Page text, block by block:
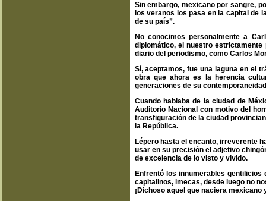
Sin embargo, mexicano por sangre,
los veranos los pasa en la capital de
de su país”.
No conocimos personalmente a
diplomático, el nuestro
diario del periodismo, como Carlos
Sí, aceptamos, fue una laguna en el
obra que ahora es la herencia
generaciones de su
Cuando hablaba de la ciudad de
Auditorio Nacional con motivo del
transfiguración de la ciudad
la República.
Lépero hasta el encanto, irreverente
usar en su precisión el adjetivo
de excelencia de lo visto y vivido.
Enfrentó los innumerables
capitalinos, imecas, desde luego no
¡Dichoso aquel que naciera